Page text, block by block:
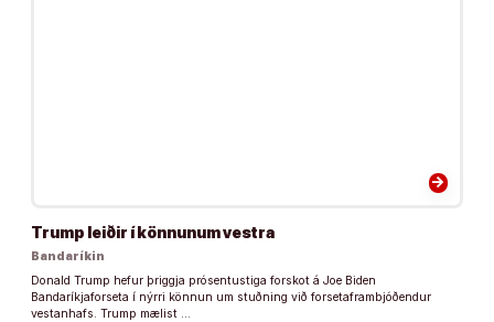
arrow_forward
Trump leiðir í könnunum vestra
Bandaríkin
Donald Trump hefur þriggja prósentustiga forskot á Joe Biden
Bandaríkjaforseta í nýrri könnun um stuðning við forsetaframbjóðendur
vestanhafs. Trump mælist …